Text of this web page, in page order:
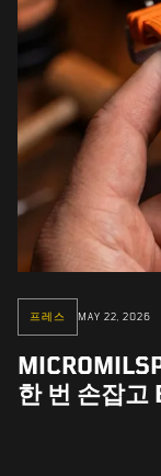
프레스 MAY 22, 2026
한 번 손잡고